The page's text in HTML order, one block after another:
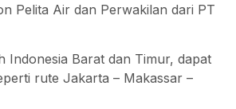
Pelita Air dan Perwakilan dari PT
Indonesia Barat dan Timur, dapat
rute Jakarta – Makassar –